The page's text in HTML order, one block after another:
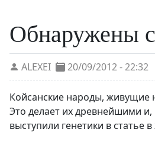
Обнаружены
ALEXEI 20/09/2012 - 22:32
Койсанские народы, живущие
Это делает их древнейшими
выступили генетики в статье